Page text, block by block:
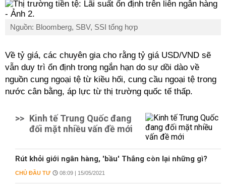
Nguồn: Bloomberg, SBV, SSI tổng hợp
Về tỷ giá, các chuyên gia cho rằng tỷ giá USD/VND sẽ
vẫn duy trì ổn định trong ngắn hạn do sự dồi dào về
nguồn cung ngoại tệ từ kiều hối, cung cầu ngoại tệ trong
nước cân bằng, áp lực từ thị trường quốc tế thấp.
>> Kinh tế Trung Quốc đang
đối mặt nhiều vấn đề mới
Rút khỏi giới ngân hàng, 'bầu' Thắng còn lại những gì?
CHỦ ĐẦU TƯ 08:09 | 15/05/2021